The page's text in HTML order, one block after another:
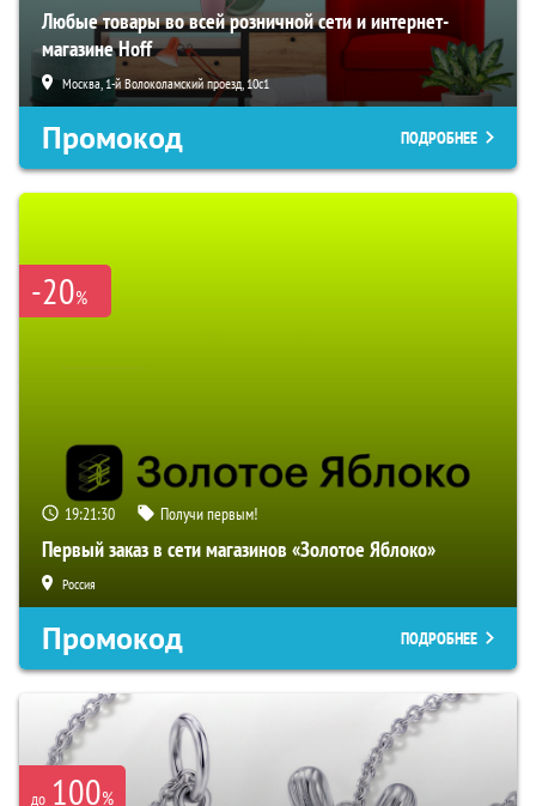
Любые товары во всей розничной сети и интернет-
магазине Hoff
Москва, 1-й Волоколамский проезд, 10с1
Промокод ПОДРОБНЕЕ
-20%
19:21:29 Получи первым!
Первый заказ в сети магазинов «Золотое Яблоко»
Россия
Промокод ПОДРОБНЕЕ
до 100%